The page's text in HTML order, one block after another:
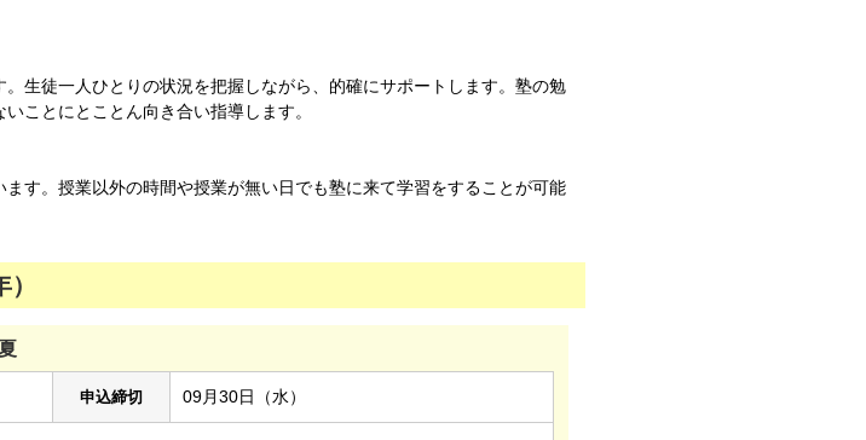
生徒一人ひとりの状況を把握しながら、的確にサポートします。塾の勉
ことにとことん向き合い指導します。
す。授業以外の時間や授業が無い日でも塾に来て学習をすることが可能
申込締切 09月30日（水）